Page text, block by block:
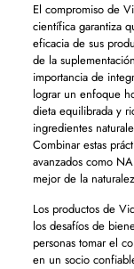
El compromiso de
científica garantiza
eficacia de sus
de la
importancia de
lograr un enfoque
dieta equilibrada y
ingredientes
Combinar estas
avanzados como
mejor de la
Los productos de
los desafíos de
personas tomar el
en un socio